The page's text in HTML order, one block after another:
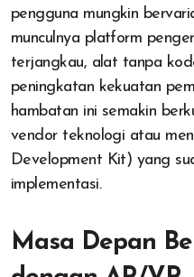
pengguna mungkin
munculnya platform
terjangkau, alat tanpa
peningkatan kekuatan
hambatan ini semakin
vendor teknologi atau
Development Kit) yang
implementasi.
Masa Depan